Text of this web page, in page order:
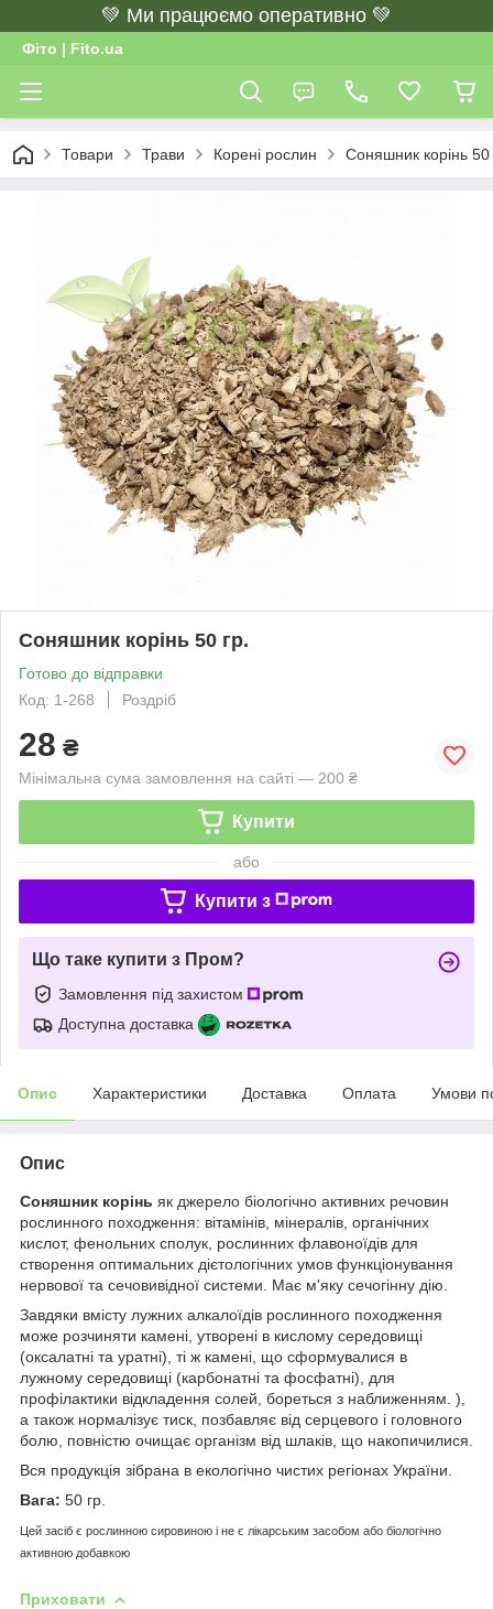
💚 Ми працюємо оперативно 💚
Фіто | Fito.ua
Товари Трави Корені рослин Соняшник корінь 50
Соняшник корінь 50 гр.
Готово до відправки
Код: 1-268
Роздріб
28 ₴
Мінімальна сума замовлення на сайті — 200 ₴
Купити
або
Купити з
Що таке купити з Пром?
Замовлення під захистом
Доступна доставка
Опис Характеристики Доставка Оплата Умови
Опис
Соняшник корінь як джерело біологічно активних речовин
рослинного походження: вітамінів, мінералів, органічних
кислот, фенольних сполук, рослинних флавоноїдів для
створення оптимальних дієтологічних умов функціонування
нервової та сечовивідної системи. Має м'яку сечогінну дію.
Завдяки вмісту лужних алкалоїдів рослинного походження
може розчиняти камені, утворені в кислому середовищі
(оксалатні та уратні), ті ж камені, що сформувалися в
лужному середовищі (карбонатні та фосфатні), для
профілактики відкладення солей, бореться з наближенням. ),
а також нормалізує тиск, позбавляє від серцевого і головного
болю, повністю очищає організм від шлаків, що накопичилися.
Вся продукція зібрана в екологічно чистих регіонах України.
Вага: 50 гр.
Цей засіб є рослинною сировиною і не є лікарським засобом або біологічно
активною добавкою
Приховати